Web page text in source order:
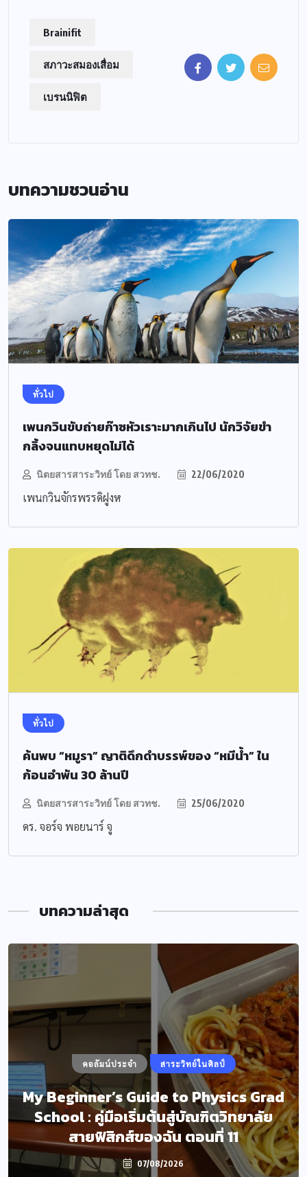
Brainifit
สภาวะสมองเสื่อม
เบรนนิฟิต
บทความชวนอ่าน
ทั่วไป
เพนกวินขับถ่ายก๊าซหัวเราะมากเกินไป นักวิจัยขำ
กลิ้งจนแทบหยุดไม่ได้
นิตยสารสาระวิทย์ โดย สวทช. 22/06/2020
เพนกวินจักรพรรดิฝูงห
ทั่วไป
ค้นพบ “หมูรา” ญาติดึกดำบรรพ์ของ “หมีน้ำ” ใน
ก้อนอำพัน 30 ล้านปี
นิตยสารสาระวิทย์ โดย สวทช. 25/06/2020
ดร. จอร์จ พอยนาร์ จู
บทความล่าสุด
คอลัมน์ประจำ สาระวิทย์ในศิลป์
My Beginner’s Guide to Physics Grad
School : คู่มือเริ่มต้นสู่บัณฑิตวิทยาลัย
สายฟิสิกส์ของฉัน ตอนที่ 11
07/08/2026